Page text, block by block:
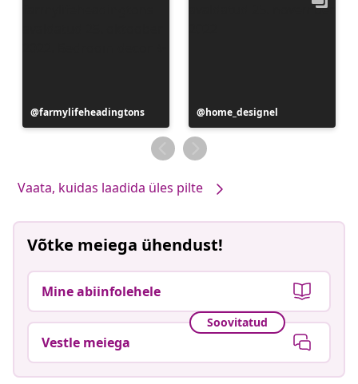
Postitus
avaldatud
farmylifeheadingtons
Postitus
avaldatud
home_designel
Vaata, kuidas laadida üles pilte
Võtke meiega ühendust!
Mine abiinfolehele
Soovitatud
Vestle meiega